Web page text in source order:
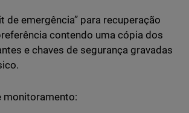
de emergência” para recuperação
contendo uma cópia dos
e chaves de segurança gravadas
monitoramento: